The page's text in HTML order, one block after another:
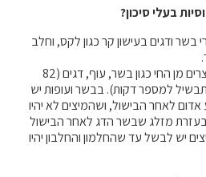
בשר ודגים בעישון קר כגון לקס, וחלב
יש לבשל באופן יסודי מוצרים מן החי כגון בשר, עוף, דגים (82
למספר דקות). בבשר ועופות יש
לאחר הבישול, ושהמיצים לא יהיו
בעזרת מזלג שבשר הדג לאחר הבישול
יש לבשל עד שהחלמון והחלבון יהיו